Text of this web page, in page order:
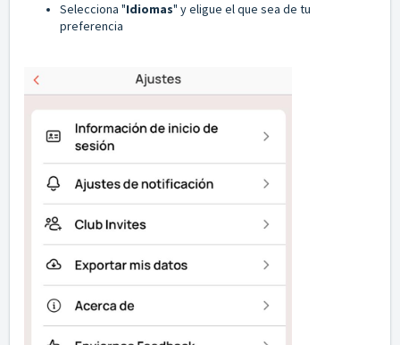
Selecciona "Idiomas" y eligue el que sea de tu
preferencia